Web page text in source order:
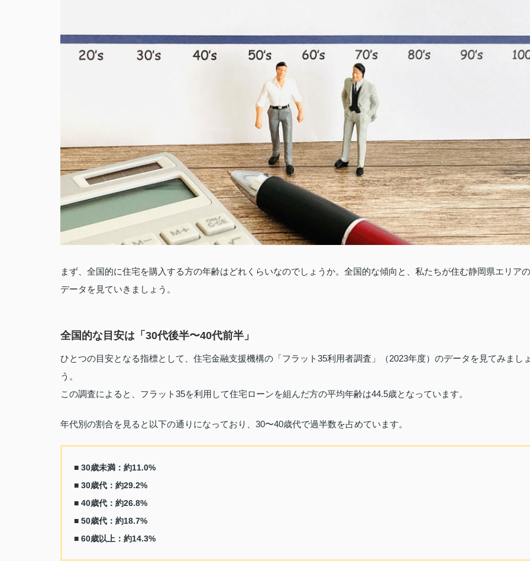
まず、全国的に住宅を購入する方の年齢はどれくらいなのでしょうか。全国的な傾向と、私たちが住む静岡県エリアの
データを見ていきましょう。
全国的な目安は「30代後半〜40代前半」
ひとつの目安となる指標として、住宅金融支援機構の「フラット35利用者調査」（2023年度）のデータを見てみまし
う。
この調査によると、フラット35を利用して住宅ローンを組んだ方の平均年齢は44.5歳となっています。
年代別の割合を見ると以下の通りになっており、30〜40歳代で過半数を占めています。
■ 30歳未満：約11.0%
■ 30歳代：約29.2%
■ 40歳代：約26.8%
■ 50歳代：約18.7%
■ 60歳以上：約14.3%